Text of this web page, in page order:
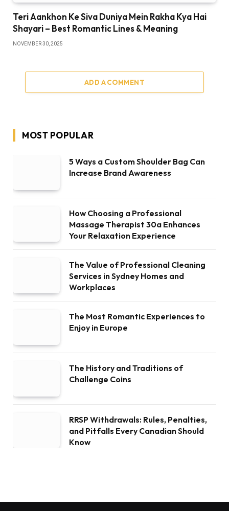
Teri Aankhon Ke Siva Duniya Mein Rakha Kya Hai
Shayari – Best Romantic Lines & Meaning
NOVEMBER 30, 2025
ADD A COMMENT
MOST POPULAR
5 Ways a Custom Shoulder Bag Can
Increase Brand Awareness
How Choosing a Professional
Massage Therapist 30a Enhances
Your Relaxation Experience
The Value of Professional Cleaning
Services in Sydney Homes and
Workplaces
The Most Romantic Experiences to
Enjoy in Europe
The History and Traditions of
Challenge Coins
RRSP Withdrawals: Rules, Penalties,
and Pitfalls Every Canadian Should
Know